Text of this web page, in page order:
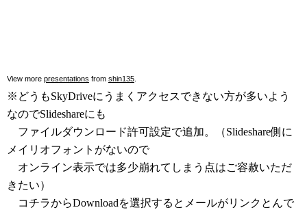
View more presentations from shin135.
※どうもSkyDriveにうまくアクセスできない方が多いよう
なのでSlideshareにも
ファイルダウンロード許可設定で追加。（Slideshare側に
メイリオフォントがないので
オンライン表示では多少崩れてしまう点はご容赦いただ
きたい）
コチラからDownloadを選択するとメールがリンクとんで